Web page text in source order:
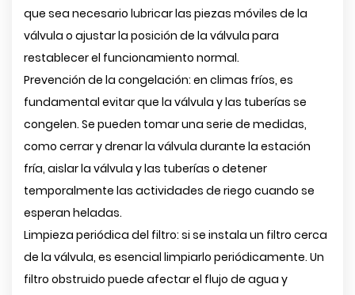
que sea necesario lubricar las piezas móviles de la
válvula o ajustar la posición de la válvula para
restablecer el funcionamiento normal.
Prevención de la congelación: en climas fríos, es
fundamental evitar que la válvula y las tuberías se
congelen. Se pueden tomar una serie de medidas,
como cerrar y drenar la válvula durante la estación
fría, aislar la válvula y las tuberías o detener
temporalmente las actividades de riego cuando se
esperan heladas.
Limpieza periódica del filtro: si se instala un filtro cerca
de la válvula, es esencial limpiarlo periódicamente. Un
filtro obstruido puede afectar el flujo de agua y